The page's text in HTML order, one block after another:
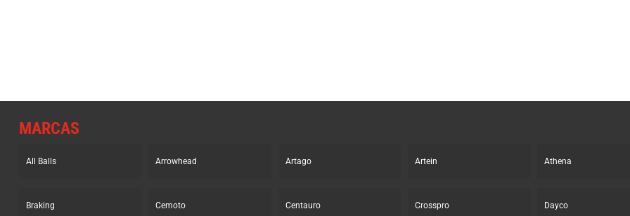
MARCAS
All Balls Arrowhead Artago Artein Athena
Braking Cemoto Centauro Crosspro Dayco